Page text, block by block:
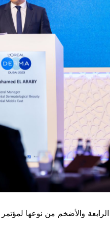
والأضخم من نوعها لمؤتمر